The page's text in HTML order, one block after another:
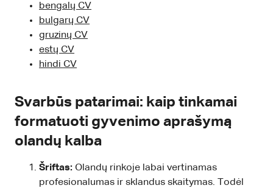
bengalų CV
bulgarų CV
gruzinų CV
estų CV
hindi CV
Svarbūs patarimai: kaip tinkamai
formatuoti gyvenimo aprašymą
olandų kalba
Šriftas: Olandų rinkoje labai vertinamas
profesionalumas ir sklandus skaitymas. Todėl